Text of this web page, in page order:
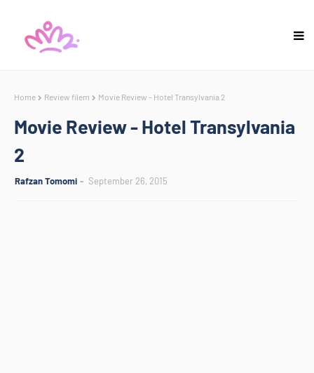
Home Review filem Movie Review - Hotel Transylvania 2
Movie Review - Hotel Transylvania
2
Rafzan Tomomi September 26, 2015